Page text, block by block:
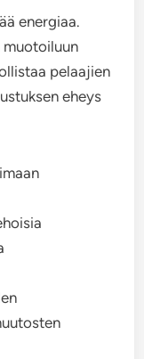
energiaa.
muotoiluun
pelaajien
eheys